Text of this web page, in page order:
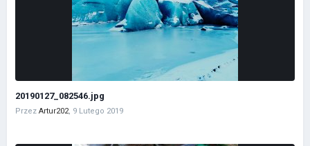
20190127_082546.jpg
Przez Artur202, 9 Lutego 2019